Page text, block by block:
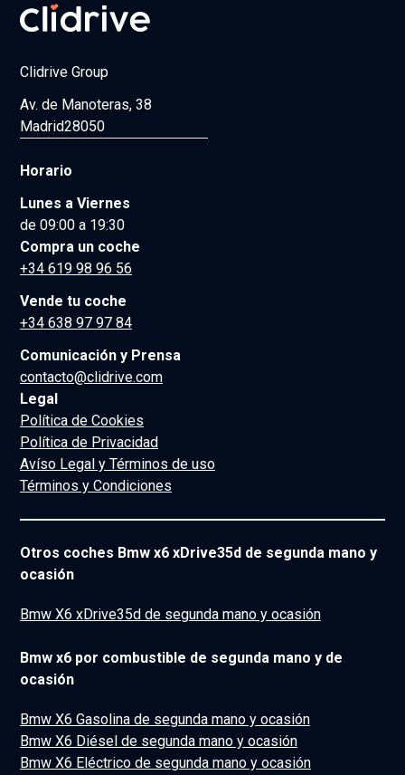
Clidrive Group
Av. de Manoteras, 38
Madrid28050
Horario
Lunes a Viernes
de 09:00 a 19:30
Compra un coche
+34 619 98 96 56
Vende tu coche
+34 638 97 97 84
Comunicación y Prensa
contacto@clidrive.com
Legal
Política de Cookies
Política de Privacidad
Avíso Legal y Términos de uso
Términos y Condiciones
Otros coches Bmw x6 xDrive35d de segunda mano y
ocasión
Bmw X6 xDrive35d de segunda mano y ocasión
Bmw x6 por combustible de segunda mano y de
ocasión
Bmw X6 Gasolina de segunda mano y ocasión
Bmw X6 Diésel de segunda mano y ocasión
Bmw X6 Eléctrico de segunda mano y ocasión